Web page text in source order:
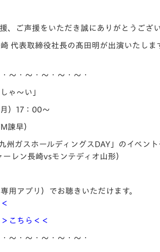
V-EXPRESS（ユニ
、ご声援をいただき誠にありがとうござい
代表取締役社長の髙田明が出演いたしま
～・～・～・～・～・
ゃ～い」
）17：00～
諫早）
州ガスホールディングスDAY」のイベン
レン長崎vsモンテディオ山形）
用アプリ）でお聴きいただけます。
＞こちら＜＜
～・～・～・～・～・